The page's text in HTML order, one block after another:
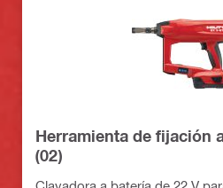
Herramienta de fijación
(02)